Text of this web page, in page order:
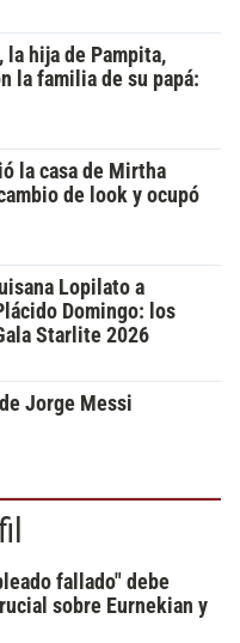
hija de Pampita,
la familia de su papá:
la casa de Mirtha
de look y ocupó
Lopilato a
Domingo: los
Starlite 2026
Jorge Messi
fallado" debe
sobre Eurnekian y